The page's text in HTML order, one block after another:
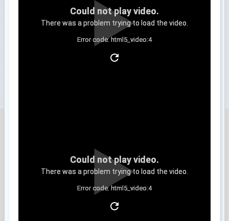
Could not play video.
There was a problem trying to load the video.
Error code: html5_video:4
Could not play video.
There was a problem trying to load the video.
Error code: html5_video:4